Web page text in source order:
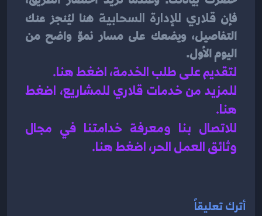
فإن قلاري للإدارة السحابية
اليوم الأول.
لتقديم على طلب الخدمة، اضغط هنا.
هنا.
وثائق العمل الحر، اضغط هنا.
أترك تعليقاً